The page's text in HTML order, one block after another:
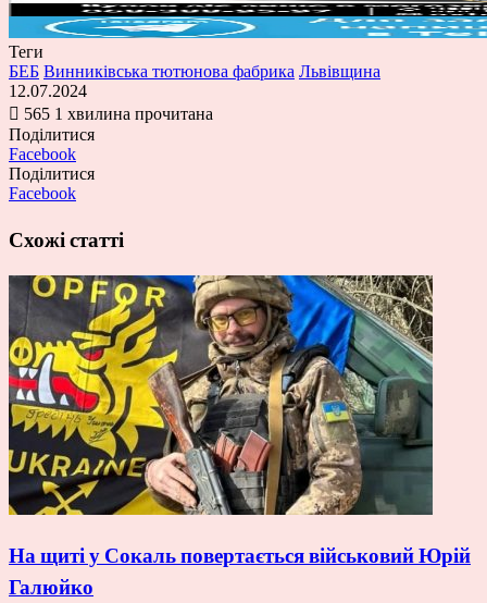
Теги
БЕБ Винниківська тютюнова фабрика Львівщина
12.07.2024
565 1 хвилина прочитана
Поділитися
Facebook
Поділитися
Facebook
Схожі статті
На щиті у Сокаль повертається військовий Юрій
Галюйко